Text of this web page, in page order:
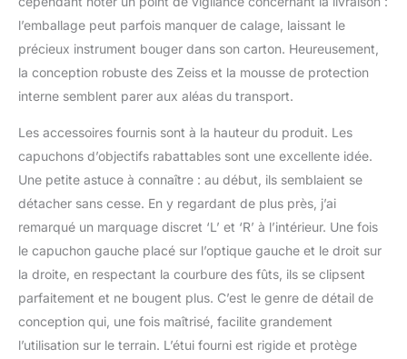
l’emballage peut parfois manquer de calage, laissant le
précieux instrument bouger dans son carton. Heureusement,
la conception robuste des Zeiss et la mousse de protection
interne semblent parer aux aléas du transport.
Les accessoires fournis sont à la hauteur du produit. Les
capuchons d’objectifs rabattables sont une excellente idée.
Une petite astuce à connaître : au début, ils semblaient se
détacher sans cesse. En y regardant de plus près, j’ai
remarqué un marquage discret ‘L’ et ‘R’ à l’intérieur. Une fois
le capuchon gauche placé sur l’optique gauche et le droit sur
la droite, en respectant la courbure des fûts, ils se clipsent
parfaitement et ne bougent plus. C’est le genre de détail de
conception qui, une fois maîtrisé, facilite grandement
l’utilisation sur le terrain. L’étui fourni est rigide et protège